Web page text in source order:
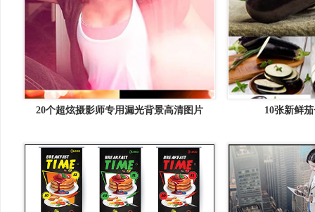
20个超炫摄影师专用漏光背景高清图片 10张新鲜